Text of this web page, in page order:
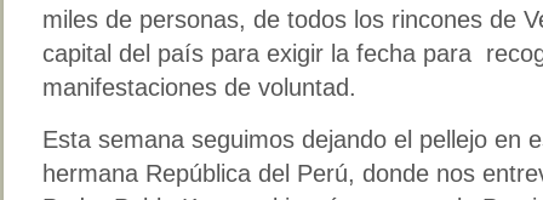
miles de personas, de todos los rincones de
capital del país para exigir la fecha para
manifestaciones de voluntad.
Esta semana seguimos dejando el pellejo en
hermana República del Perú, donde nos